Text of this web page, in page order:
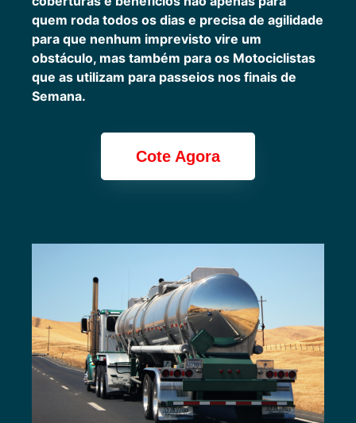
quem roda todos os dias e precisa de agilidade
para que nenhum imprevisto vire um
obstáculo, mas também para os Motociclistas
que as utilizam para passeios nos finais de
Semana.
Cote Agora